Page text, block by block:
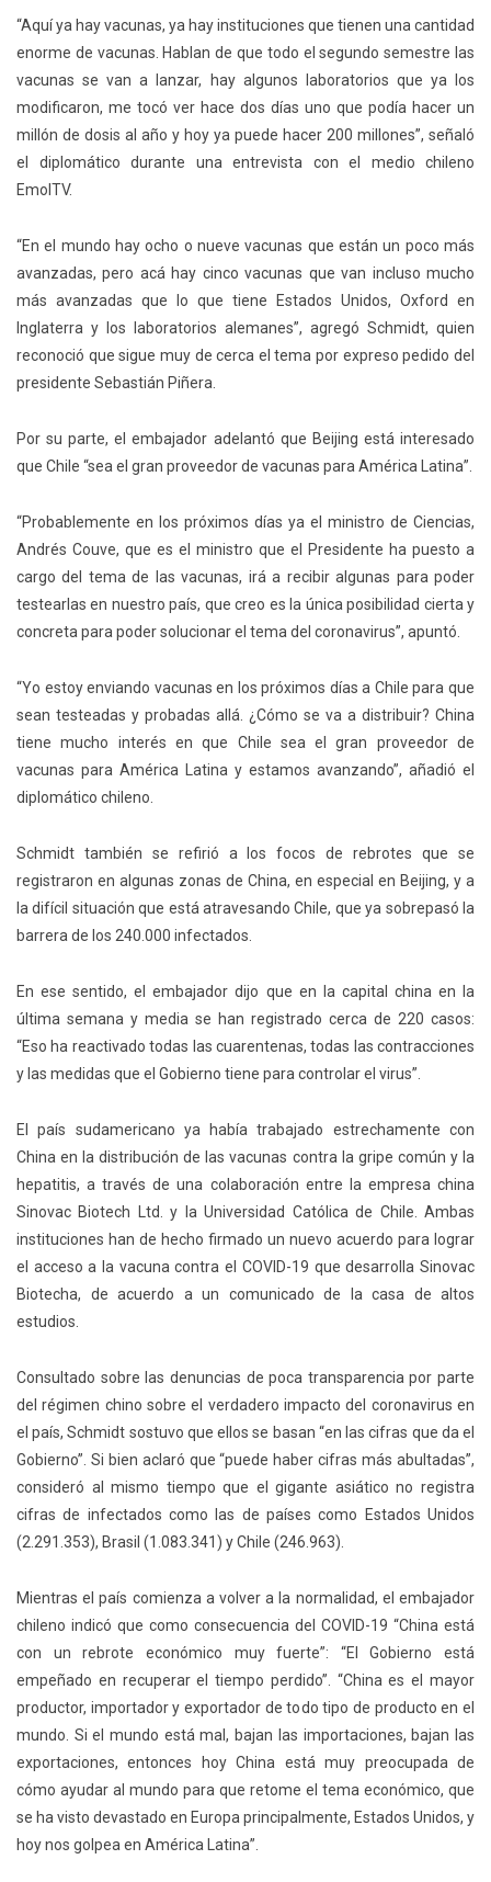
“Aquí ya hay vacunas, ya hay instituciones que tienen una cantidad
enorme de vacunas. Hablan de que todo el segundo semestre las
vacunas se van a lanzar, hay algunos laboratorios que ya los
modificaron, me tocó ver hace dos días uno que podía hacer un
millón de dosis al año y hoy ya puede hacer 200 millones”, señaló
el diplomático durante una entrevista con el medio chileno
EmolTV.
“En el mundo hay ocho o nueve vacunas que están un poco más
avanzadas, pero acá hay cinco vacunas que van incluso mucho
más avanzadas que lo que tiene Estados Unidos, Oxford en
Inglaterra y los laboratorios alemanes”, agregó Schmidt, quien
reconoció que sigue muy de cerca el tema por expreso pedido del
presidente Sebastián Piñera.
Por su parte, el embajador adelantó que Beijing está interesado
que Chile “sea el gran proveedor de vacunas para América Latina”.
“Probablemente en los próximos días ya el ministro de Ciencias,
Andrés Couve, que es el ministro que el Presidente ha puesto a
cargo del tema de las vacunas, irá a recibir algunas para poder
testearlas en nuestro país, que creo es la única posibilidad cierta y
concreta para poder solucionar el tema del coronavirus”, apuntó.
“Yo estoy enviando vacunas en los próximos días a Chile para que
sean testeadas y probadas allá. ¿Cómo se va a distribuir? China
tiene mucho interés en que Chile sea el gran proveedor de
vacunas para América Latina y estamos avanzando”, añadió el
diplomático chileno.
Schmidt también se refirió a los focos de rebrotes que se
registraron en algunas zonas de China, en especial en Beijing, y a
la difícil situación que está atravesando Chile, que ya sobrepasó la
barrera de los 240.000 infectados.
En ese sentido, el embajador dijo que en la capital china en la
última semana y media se han registrado cerca de 220 casos:
“Eso ha reactivado todas las cuarentenas, todas las contracciones
y las medidas que el Gobierno tiene para controlar el virus”.
El país sudamericano ya había trabajado estrechamente con
China en la distribución de las vacunas contra la gripe común y la
hepatitis, a través de una colaboración entre la empresa china
Sinovac Biotech Ltd. y la Universidad Católica de Chile. Ambas
instituciones han de hecho firmado un nuevo acuerdo para lograr
el acceso a la vacuna contra el COVID-19 que desarrolla Sinovac
Biotecha, de acuerdo a un comunicado de la casa de altos
estudios.
Consultado sobre las denuncias de poca transparencia por parte
del régimen chino sobre el verdadero impacto del coronavirus en
el país, Schmidt sostuvo que ellos se basan “en las cifras que da el
Gobierno”. Si bien aclaró que“puede haber cifras más abultadas”,
consideró al mismo tiempo que el gigante asiático no registra
cifras de infectados como las de países como Estados Unidos
(2.291.353), Brasil (1.083.341) y Chile (246.963).
Mientras el país comienza a volver a la normalidad, el embajador
chileno indicó que como consecuencia del COVID-19 “China está
con un rebrote económico muy fuerte”: “El Gobierno está
empeñado en recuperar el tiempo perdido”. “China es el mayor
productor, importador y exportador de todo tipo de producto en el
mundo. Si el mundo está mal, bajan las importaciones, bajan las
exportaciones, entonces hoy China está muy preocupada de
cómo ayudar al mundo para que retome el tema económico, que
se ha visto devastado en Europa principalmente, Estados Unidos, y
hoy nos golpea en América Latina”.